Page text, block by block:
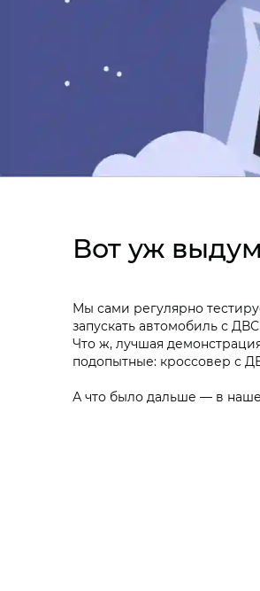
Вот уж
Мы сами регулярно
запускать автомобиль с
Что ж, лучшая
подопытные: кроссовер с
А что было дальше — в